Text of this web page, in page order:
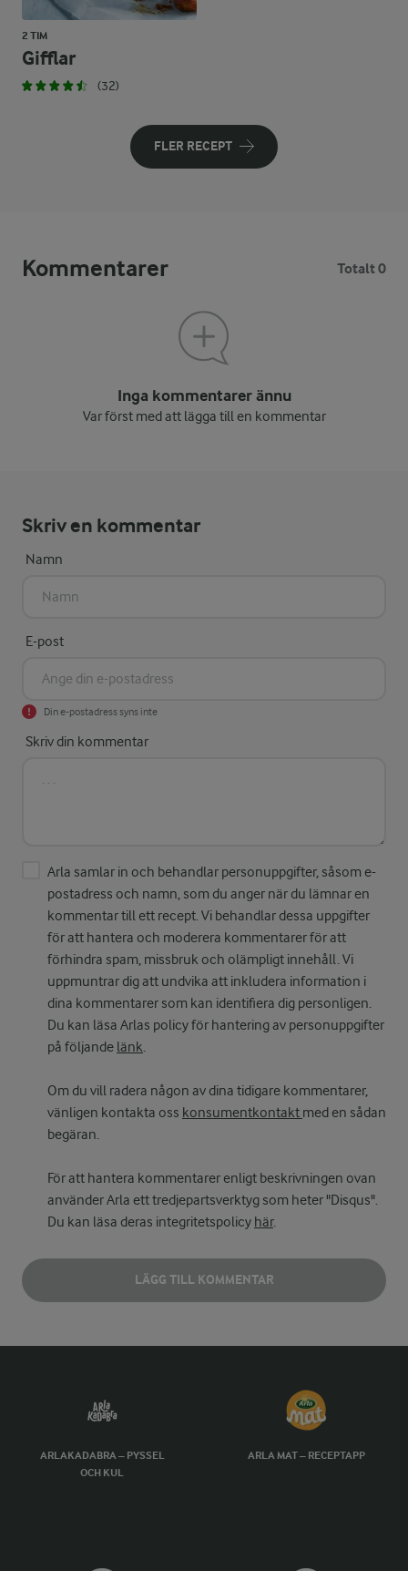
2 TIM
Gifflar
(32)
FLER RECEPT
Kommentarer Totalt 0
Inga kommentarer ännu
Var först med att lägga till en kommentar
Skriv en kommentar
Namn
E-post
Din e-postadress syns inte
Skriv din kommentar
Arla samlar in och behandlar personuppgifter, såsom e-
postadress och namn, som du anger när du lämnar en
kommentar till ett recept. Vi behandlar dessa uppgifter
för att hantera och moderera kommentarer för att
förhindra spam, missbruk och olämpligt innehåll. Vi
uppmuntrar dig att undvika att inkludera information i
dina kommentarer som kan identifiera dig personligen.
Du kan läsa Arlas policy för hantering av personuppgifter
på följande länk.
Om du vill radera någon av dina tidigare kommentarer,
vänligen kontakta oss konsumentkontakt med en sådan
begäran.
För att hantera kommentarer enligt beskrivningen ovan
använder Arla ett tredjepartsverktyg som heter "Disqus".
Du kan läsa deras integritetspolicy här.
LÄGG TILL KOMMENTAR
ARLAKADABRA – PYSSEL
OCH KUL
ARLA MAT – RECEPTAPP